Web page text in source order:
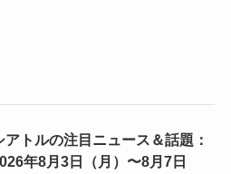
アトルの注目ニュース＆話題：
年8月3日（月）〜8月7日